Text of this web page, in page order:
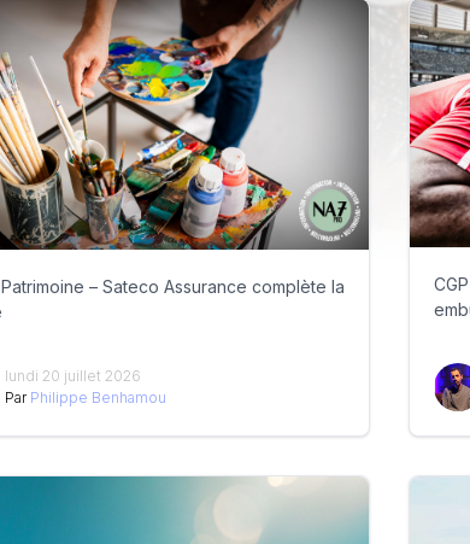
– Sateco Assurance complète la
lundi 20 juillet 2026
Par Philippe Benhamou